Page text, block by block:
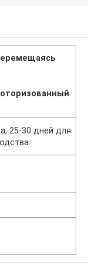
25-30 дней для